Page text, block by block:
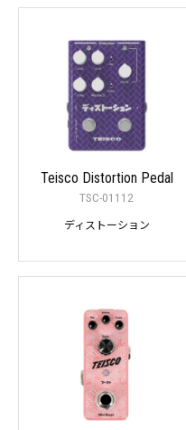
Teisco Distortion Pedal
TSC-01112
ディストーション